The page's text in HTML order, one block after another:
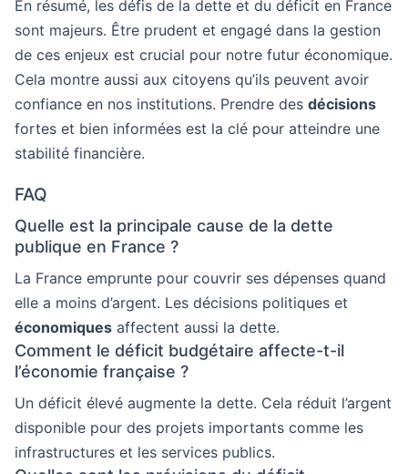
En résumé, les défis de la dette et du déficit en France
sont majeurs. Être prudent et engagé dans la gestion
de ces enjeux est crucial pour notre futur économique.
Cela montre aussi aux citoyens qu’ils peuvent avoir
confiance en nos institutions. Prendre des décisions
fortes et bien informées est la clé pour atteindre une
stabilité financière.
FAQ
Quelle est la principale cause de la dette
publique en France ?
La France emprunte pour couvrir ses dépenses quand
elle a moins d’argent. Les décisions politiques et
économiques affectent aussi la dette.
Comment le déficit budgétaire affecte-t-il
l’économie française ?
Un déficit élevé augmente la dette. Cela réduit l’argent
disponible pour des projets importants comme les
infrastructures et les services publics.